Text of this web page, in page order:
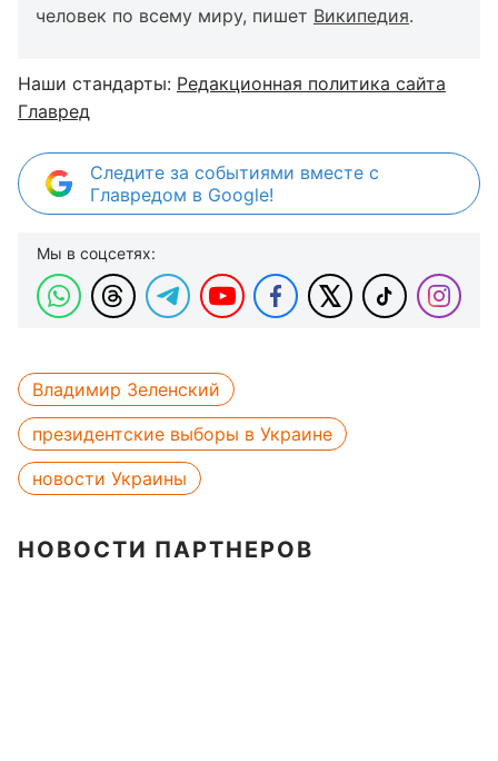
человек по всему миру, пишет Википедия.
Наши стандарты: Редакционная политика сайта
Главред
Следите за событиями вместе с
Главредом в Google!
Мы в соцсетях:
Владимир Зеленский
президентские выборы в Украине
новости Украины
НОВОСТИ ПАРТНЕРОВ